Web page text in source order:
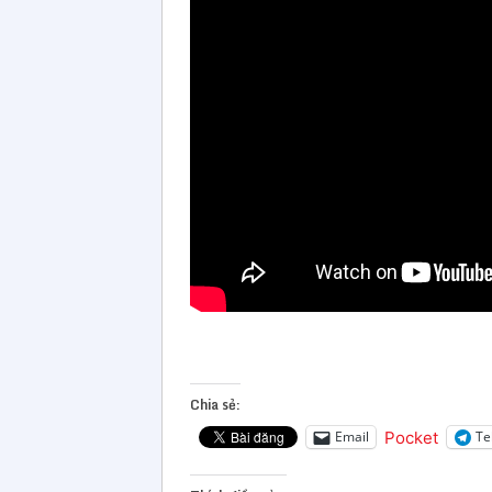
Chia sẻ:
Email Pocket